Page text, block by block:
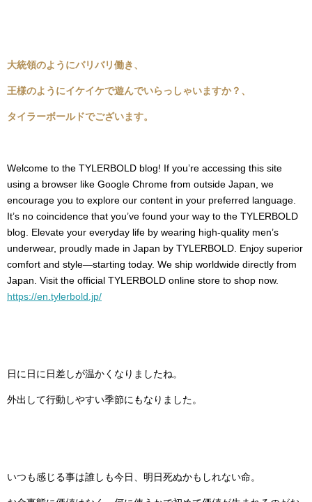
大統領のようにバリバリ働き、
王様のようにイケイケで遊んでいらっしゃいますか？、
タイラーボールドでございます。
Welcome to the TYLERBOLD blog! If you’re accessing this site
using a browser like Google Chrome from outside Japan, we
encourage you to explore our content in your preferred language.
It’s no coincidence that you’ve found your way to the TYLERBOLD
blog. Elevate your everyday life by wearing high-quality men’s
underwear, proudly made in Japan by TYLERBOLD. Enjoy superior
comfort and style—starting today. We ship worldwide directly from
Japan. Visit the official TYLERBOLD online store to shop now.
https://en.tylerbold.jp/
日に日に日差しが温かくなりましたね。
外出して行動しやすい季節にもなりました。
いつも感じる事は誰しも今日、明日死ぬかもしれない命。